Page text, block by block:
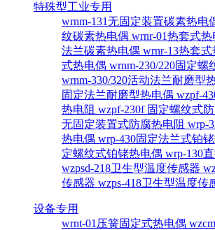
特殊型工业专用
wrnm-131无固定装置碳素热电
纹碳素热电偶 wrnr-01热套式热
法兰碳素热电偶 wrnr-13热套式
式热电偶 wrnm-230/220固定螺
wrnm-330/320活动法兰耐磨型
固定法兰耐磨型热电偶 wzpf-
热电阻 wzpf-230f 固定螺纹式
无固定装置式防腐热电阻 wrp-
热电偶 wrp-430固定法兰式铂
定螺纹式铂铑热电偶 wrp-130
wzpsd-218卫生型温度传感器
传感器 wzps-418卫生型温度传
设备专用
wrnt-01压簧固定式热电偶